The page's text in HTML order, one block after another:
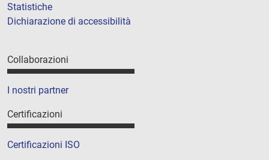
Statistiche
Dichiarazione di accessibilità
Collaborazioni
I nostri partner
Certificazioni
Certificazioni ISO